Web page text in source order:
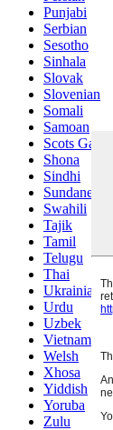
Punjabi
Serbian
Sesotho
Sinhala
Slovak
Slovenian
Somali
Samoan
Scots Gaelic
Shona
Sindhi
Sundanese
Swahili
Tajik
Tamil
Telugu
Thai
Ukrainian
Urdu
Uzbek
Vietnamese
Welsh
Xhosa
Yiddish
Yoruba
Zulu